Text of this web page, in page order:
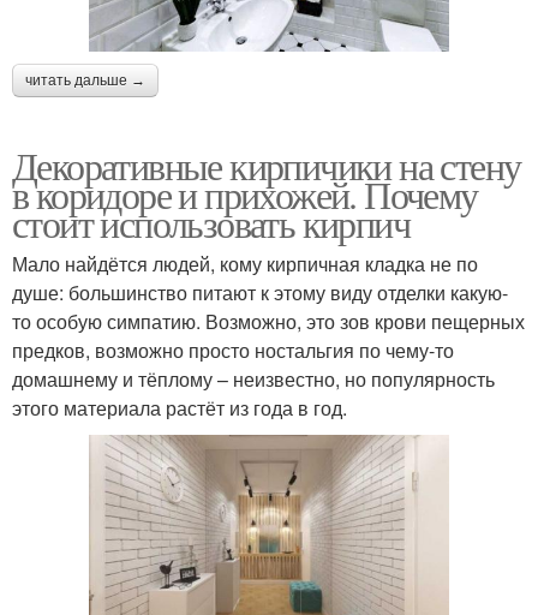
читать дальше →
Декоративные кирпичики на стену
в коридоре и прихожей. Почему
стоит использовать кирпич
Мало найдётся людей, кому кирпичная кладка не по
душе: большинство питают к этому виду отделки какую-
то особую симпатию. Возможно, это зов крови пещерных
предков, возможно просто ностальгия по чему-то
домашнему и тёплому – неизвестно, но популярность
этого материала растёт из года в год.